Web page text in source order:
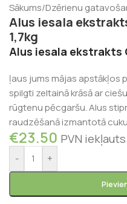
Sākums/Dzērienu
Alus iesala
1,7kg
Alus iesala ekstrakts
ļaus jums mājas apstākļos
spilgti zeltainā krāsā ar
rūgtenu pēcgaršu. Alus
raudzēšanā izmantotā
€23.50 PVN iekļauts
- +